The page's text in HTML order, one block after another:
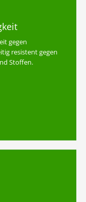
gegen
resistent gegen
Stoffen.